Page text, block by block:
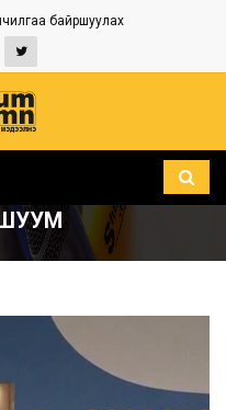
байршуулах